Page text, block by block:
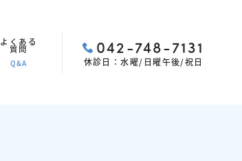
よくある
質問
Q&A
042-748-7131
休診日：水曜/日曜午後/祝日